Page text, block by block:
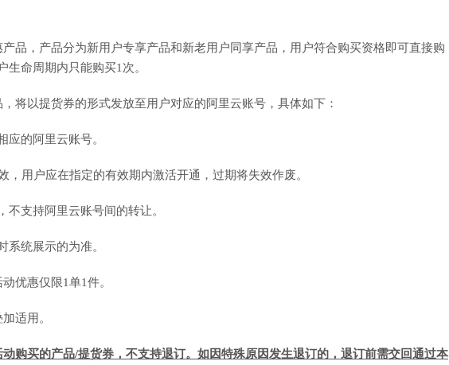
品，产品分为新用户专享产品和新老用户同享产品，用户符合购买资格即可直接购
命周期内只能购买1次。
将以提货券的形式发放至用户对应的阿里云账号，具体如下：
的阿里云账号。
用户应在指定的有效期内激活开通，过期将失效作废。
支持阿里云账号间的转让。
统展示的为准。
优惠仅限1单1件。
适用。
购买的产品/提货券，不支持退订。如因特殊原因发生退订的，退订前需交回通过本